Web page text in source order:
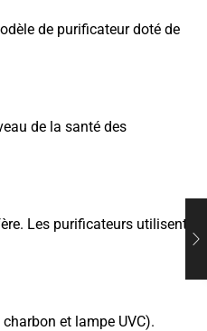
de purificateur doté de
de la santé des
Les purificateurs utilisent
et lampe UVC).